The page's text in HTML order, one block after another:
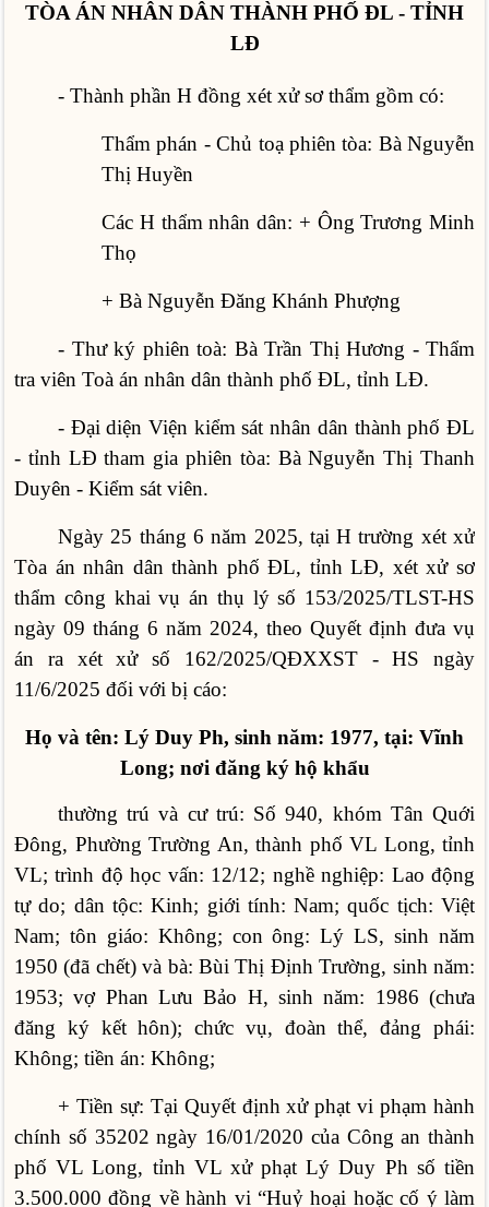
TÒA ÁN NHÂN DÂN THÀNH PHỐ ĐL - TỈNH
LĐ
- Thành phần H đồng xét xử sơ thẩm gồm có:
Thẩm phán - Chủ toạ phiên tòa: Bà Nguyễn
Thị Huyền
Các H thẩm nhân dân: + Ông Trương Minh
Thọ
+ Bà Nguyễn Đăng Khánh Phượng
- Thư ký phiên toà: Bà Trần Thị Hương - Thẩm
tra viên Toà án nhân dân thành phố ĐL, tỉnh LĐ.
- Đại diện Viện kiểm sát nhân dân thành phố ĐL
- tỉnh LĐ tham gia phiên tòa: Bà Nguyễn Thị Thanh
Duyên - Kiểm sát viên.
Ngày 25 tháng 6 năm 2025, tại H trường xét xử
Tòa án nhân dân thành phố ĐL, tỉnh LĐ, xét xử sơ
thẩm công khai vụ án thụ lý số 153/2025/TLST-HS
ngày 09 tháng 6 năm 2024, theo Quyết định đưa vụ
án ra xét xử số 162/2025/QĐXXST - HS ngày
11/6/2025 đối với bị cáo:
Họ và tên: Lý Duy Ph, sinh năm: 1977, tại: Vĩnh
Long; nơi đăng ký hộ khẩu
thường trú và cư trú: Số 940, khóm Tân Quới
Đông, Phường Trường An, thành phố VL Long, tỉnh
VL; trình độ học vấn: 12/12; nghề nghiệp: Lao động
tự do; dân tộc: Kinh; giới tính: Nam; quốc tịch: Việt
Nam; tôn giáo: Không; con ông: Lý LS, sinh năm
1950 (đã chết) và bà: Bùi Thị Định Trường, sinh năm:
1953; vợ Phan Lưu Bảo H, sinh năm: 1986 (chưa
đăng ký kết hôn); chức vụ, đoàn thể, đảng phái:
Không; tiền án: Không;
+ Tiền sự: Tại Quyết định xử phạt vi phạm hành
chính số 35202 ngày 16/01/2020 của Công an thành
phố VL Long, tỉnh VL xử phạt Lý Duy Ph số tiền
3.500.000 đồng về hành vi “Huỷ hoại hoặc cố ý làm